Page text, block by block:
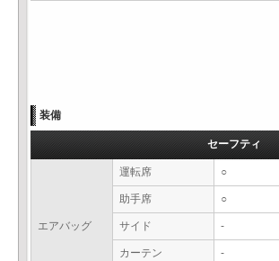
装備
セーフティ
エアバッグ
運転席 ○
助手席 ○
サイド -
カーテン -